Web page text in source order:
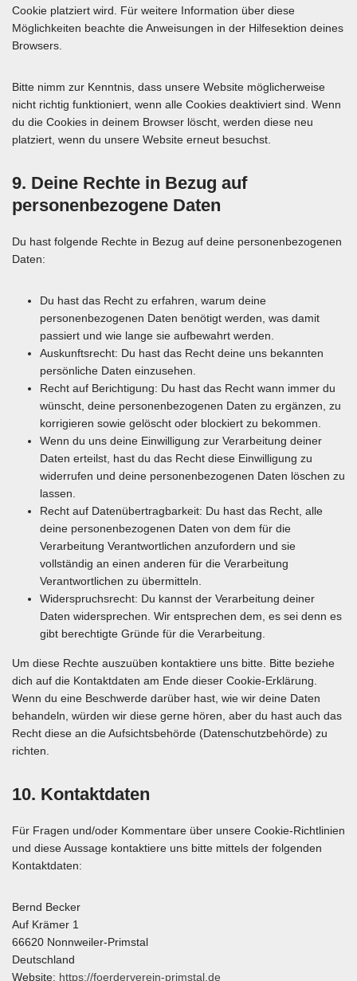
Cookie platziert wird. Für weitere Information über diese
Möglichkeiten beachte die Anweisungen in der Hilfesektion deines
Browsers.
Bitte nimm zur Kenntnis, dass unsere Website möglicherweise
nicht richtig funktioniert, wenn alle Cookies deaktiviert sind. Wenn
du die Cookies in deinem Browser löscht, werden diese neu
platziert, wenn du unsere Website erneut besuchst.
9. Deine Rechte in Bezug auf
personenbezogene Daten
Du hast folgende Rechte in Bezug auf deine personenbezogenen
Daten:
Du hast das Recht zu erfahren, warum deine
personenbezogenen Daten benötigt werden, was damit
passiert und wie lange sie aufbewahrt werden.
Auskunftsrecht: Du hast das Recht deine uns bekannten
persönliche Daten einzusehen.
Recht auf Berichtigung: Du hast das Recht wann immer du
wünscht, deine personenbezogenen Daten zu ergänzen, zu
korrigieren sowie gelöscht oder blockiert zu bekommen.
Wenn du uns deine Einwilligung zur Verarbeitung deiner
Daten erteilst, hast du das Recht diese Einwilligung zu
widerrufen und deine personenbezogenen Daten löschen zu
lassen.
Recht auf Datenübertragbarkeit: Du hast das Recht, alle
deine personenbezogenen Daten von dem für die
Verarbeitung Verantwortlichen anzufordern und sie
vollständig an einen anderen für die Verarbeitung
Verantwortlichen zu übermitteln.
Widerspruchsrecht: Du kannst der Verarbeitung deiner
Daten widersprechen. Wir entsprechen dem, es sei denn es
gibt berechtigte Gründe für die Verarbeitung.
Um diese Rechte auszuüben kontaktiere uns bitte. Bitte beziehe
dich auf die Kontaktdaten am Ende dieser Cookie-Erklärung.
Wenn du eine Beschwerde darüber hast, wie wir deine Daten
behandeln, würden wir diese gerne hören, aber du hast auch das
Recht diese an die Aufsichtsbehörde (Datenschutzbehörde) zu
richten.
10. Kontaktdaten
Für Fragen und/oder Kommentare über unsere Cookie-Richtlinien
und diese Aussage kontaktiere uns bitte mittels der folgenden
Kontaktdaten:
Bernd Becker
Auf Krämer 1
66620 Nonnweiler-Primstal
Deutschland
Website: https://foerderverein-primstal.de